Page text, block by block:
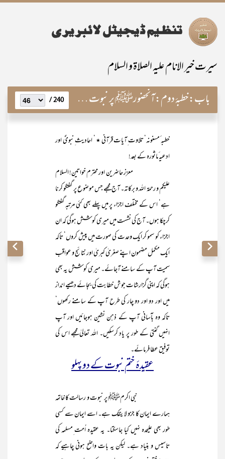
سیرت خیر الانام علیہ الصلاۃ و السلام
باب:خطبۂ دوم:آنحضورﷺ پر نبوت اور رسالت کی تکمیل 240 /
خطبہ ٔمسنونہ‘ تلاوت ِآیات قرآنی ٭ ‘ احادیث ِنبویؐ اور
ادعیہ ٔماثورہ کے بعد!
معزز حاضرین اور محترم خواتین! السلام
علیکم و رحمۃ اللہ و برکاتہ۔ آج مجھے جس موضوع پر گفتگو کرنا
ہے‘ اس کے مختلف اجزاء پر میں پہلے بھی کئی مرتبہ گفتگو
کرچکا ہوں۔ آج کی نشست میں میری کوشش ہوگی کہ ان
اجزاء کو سمو کر ایک وحدت کی صورت میں پیش کروں‘ تاکہ
ایک مکمل مضمون اپنے صغریٰ کبریٰ اور نتائج و عواقب
سمیت آپ کے سامنے آجائے۔ میری کوشش یہ بھی
ہوگی کہ اپنی گزارشات جوش خطابت کی بجائے دھیمے انداز
میں اور دو اور دو چار کی طرح آپ کے سامنے رکھوں‘
تاکہ وہ بآسانی آپ کے ذہن نشین ہوجائیں اور آپ
انہیں گنتی کے طور پر یاد کرسکیں۔ اللہ تعالیٰ مجھے اس کی
توفیق عطا فرمائے۔
عقیدۂ ختم نبوت کے دو پہلو
نبی اکرمﷺ پر نبوت و رسالت کا خاتمہ
ہمارے ایمان کا جزو لاینفک ہے۔ اسے ایمان سے کسی
طور بھی علیحدہ نہیں کیا جاسکتا۔ یہ عقیدہ اُمت ِمسلمہ کی
تاسیس و بنیاد ہے۔ لیکن یہ بات واضح ہونی چاہیے کہ